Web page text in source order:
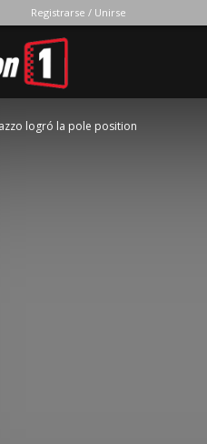
Registrarse / Unirse
Position
logró la pole position